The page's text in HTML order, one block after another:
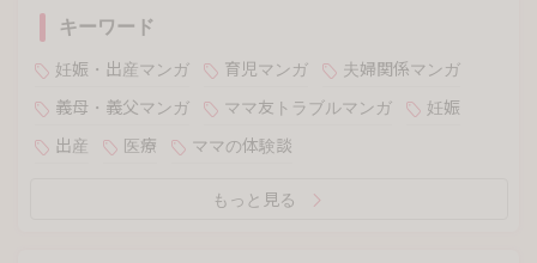
キーワード
妊娠・出産マンガ 育児マンガ
夫婦関係マンガ
義母・義父マンガ
ママ友トラブルマンガ
妊娠
出産
医療 ママの体験談
もっと見る